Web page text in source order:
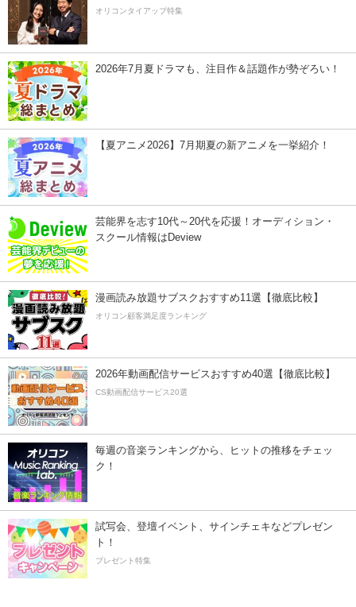
オリコンタイアップ特集
2026年7月夏ドラマも、注目作＆話題作が勢ぞろい！
【夏アニメ2026】7月期夏の新アニメを一挙紹介！
芸能界を志す10代～20代を応援！オーディション・
スクール情報はDeview
漫画読み放題サブスクおすすめ11選【徹底比較】
オリコン顧客満足度ランキング
2026年動画配信サービスおすすめ40選【徹底比較】
CS動画配信サービス20選
毎週の音楽ランキングから、ヒットの推移をチェッ
ク！
試写会、登壇イベント、サインチェキなどプレゼン
ト！
プレゼント特集